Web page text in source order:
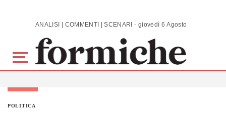
Skip to main content ANALISI | COMMENTI | SCENARI - giovedì 6 Agosto 2026
POLITICA